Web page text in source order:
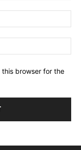
this browser for the